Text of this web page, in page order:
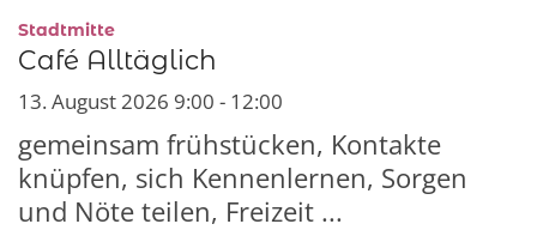
Datum: 13. August 2026
Stadtmitte:
Café Alltäglich
13. August 2026 9:00 - 12:00
gemeinsam frühstücken, Kontakte
knüpfen, sich Kennenlernen, Sorgen
und Nöte teilen, Freizeit ...